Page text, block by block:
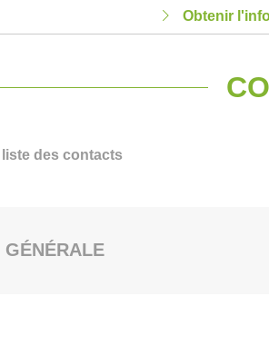
Obtenir
des contacts
GÉNÉRALE